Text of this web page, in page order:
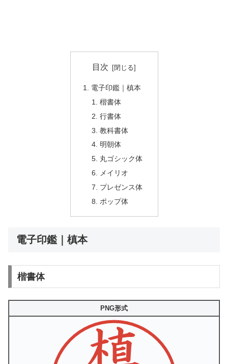
目次
電子印鑑｜槙本
楷書体
行書体
教科書体
明朝体
丸ゴシック体
メイリオ
プレゼンス体
ポップ体
電子印鑑｜槙本
楷書体
PNG形式